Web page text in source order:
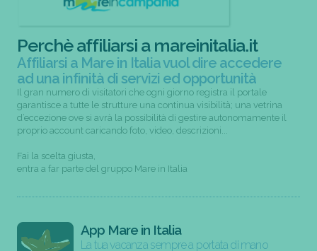
Perchè affiliarsi a mareinitalia.it
Affiliarsi a Mare in Italia vuol dire accedere
ad una infinità di servizi ed opportunità
Il gran numero di visitatori che ogni giorno registra il portale
garantisce a tutte le strutture una continua visibilità; una vetrina
d’eccezione ove si avrà la possibilità di gestire autonomamente il
proprio account caricando foto, video, descrizioni...
Fai la scelta giusta,
entra a far parte del gruppo Mare in Italia
App Mare in Italia
La tua vacanza sempre a portata di mano